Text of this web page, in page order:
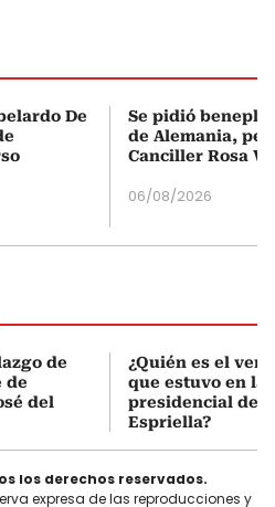
De
Se pidió
de Alemania,
Canciller Rosa
06/08/2026
de
de
del
¿Quién es el
que estuvo en la
presidencial de
Espriella?
los derechos reservados.
expresa de las reproducciones y